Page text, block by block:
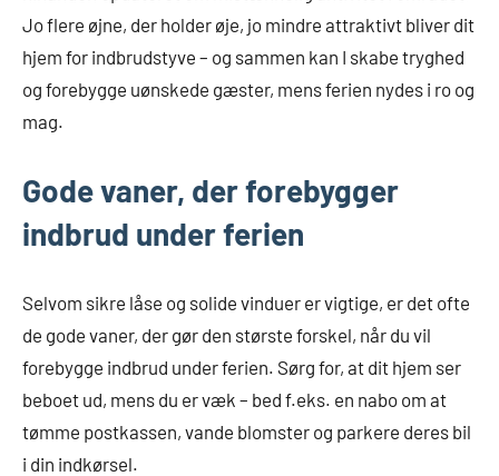
Jo flere øjne, der holder øje, jo mindre attraktivt bliver dit
hjem for indbrudstyve – og sammen kan I skabe tryghed
og forebygge uønskede gæster, mens ferien nydes i ro og
mag.
Gode vaner, der forebygger
indbrud under ferien
Selvom sikre låse og solide vinduer er vigtige, er det ofte
de gode vaner, der gør den største forskel, når du vil
forebygge indbrud under ferien. Sørg for, at dit hjem ser
beboet ud, mens du er væk – bed f.eks. en nabo om at
tømme postkassen, vande blomster og parkere deres bil
i din indkørsel.